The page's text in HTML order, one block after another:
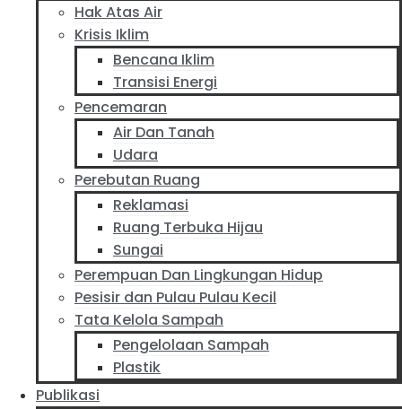
Hak Atas Air
Krisis Iklim
Bencana Iklim
Transisi Energi
Pencemaran
Air Dan Tanah
Udara
Perebutan Ruang
Reklamasi
Ruang Terbuka Hijau
Sungai
Perempuan Dan Lingkungan Hidup
Pesisir dan Pulau Pulau Kecil
Tata Kelola Sampah
Pengelolaan Sampah
Plastik
Publikasi